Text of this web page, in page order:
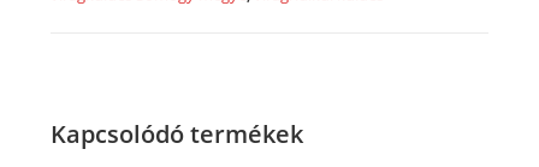
Kapcsolódó termékek